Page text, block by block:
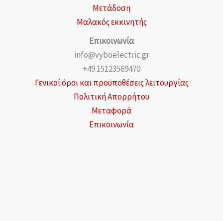
Μετάδοση
Μαλακός εκκινητής
Επικοινωνία
info@vyboelectric.gr
+49 15123569470
Γενικοί όροι και προϋποθέσεις λειτουργίας
Πολιτική Απορρήτου
Μεταφορά
Επικοινωνία